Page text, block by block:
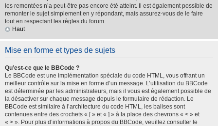
les remontées n’a peut-être pas encore été atteint. Il est également possible de
remonter le sujet simplement en y répondant, mais assurez-vous de le faire
tout en respectant les règles du forum.
Haut
Mise en forme et types de sujets
Qu’est-ce que le BBCode ?
Le BBCode est une implémentation spéciale du code HTML, vous offrant un
meilleur contrôle sur la mise en forme d’un message. L’utilisation du BBCode
est déterminée par les administrateurs, mais il vous est également possible de
la désactiver sur chaque message depuis le formulaire de rédaction. Le
BBCode est similaire à l’architecture du code HTML, les balises sont
contenues entre des crochets « [ » et « ] » à la place des chevrons « < » et
« > ». Pour plus d’informations à propos du BBCode, veuillez consulter le